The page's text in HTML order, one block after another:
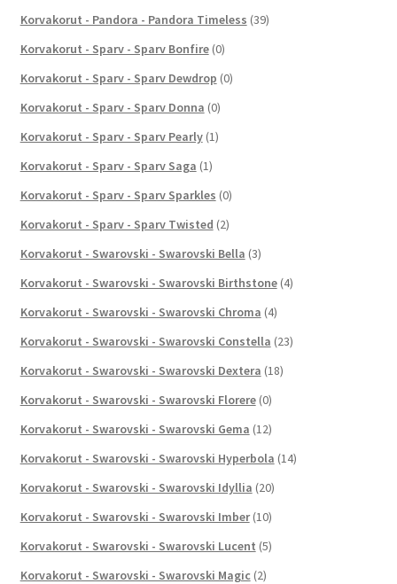
Korvakorut - Pandora - Pandora Timeless (39)
Korvakorut - Sparv - Sparv Bonfire (0)
Korvakorut - Sparv - Sparv Dewdrop (0)
Korvakorut - Sparv - Sparv Donna (0)
Korvakorut - Sparv - Sparv Pearly (1)
Korvakorut - Sparv - Sparv Saga (1)
Korvakorut - Sparv - Sparv Sparkles (0)
Korvakorut - Sparv - Sparv Twisted (2)
Korvakorut - Swarovski - Swarovski Bella (3)
Korvakorut - Swarovski - Swarovski Birthstone (4)
Korvakorut - Swarovski - Swarovski Chroma (4)
Korvakorut - Swarovski - Swarovski Constella (23)
Korvakorut - Swarovski - Swarovski Dextera (18)
Korvakorut - Swarovski - Swarovski Florere (0)
Korvakorut - Swarovski - Swarovski Gema (12)
Korvakorut - Swarovski - Swarovski Hyperbola (14)
Korvakorut - Swarovski - Swarovski Idyllia (20)
Korvakorut - Swarovski - Swarovski Imber (10)
Korvakorut - Swarovski - Swarovski Lucent (5)
Korvakorut - Swarovski - Swarovski Magic (2)